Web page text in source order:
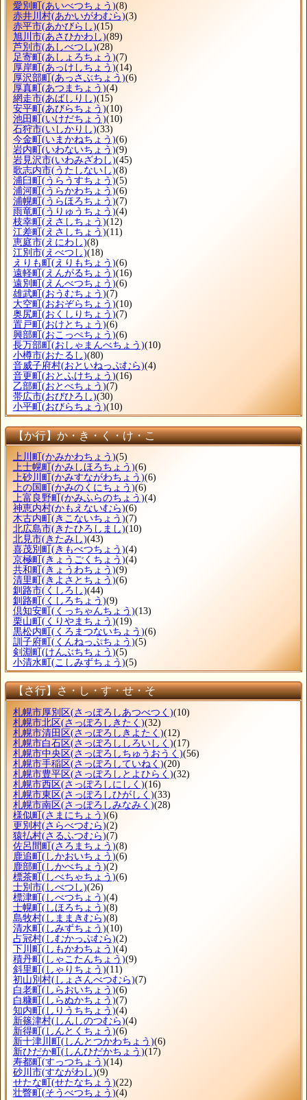
愛別町 (あいべつちょう)(8)
赤井川村(あかいがわむら)(3)
赤平市(あかびらし)(15)
旭川市(あさひかわし)(89)
芦別市(あしべつし)(28)
足寄町 (あしょろちょう)(7)
厚岸町 (あっけしちょう)(14)
厚沢部町 (あっさぶちょう)(6)
厚真町 (あつまちょう)(4)
網走市(あばしりし)(15)
安平町 (あびらちょう)(10)
池田町 (いけだちょう)(10)
石狩市(いしかりし)(33)
今金町 (いまかねちょう)(6)
岩内町 (いわないちょう)(9)
岩見沢市(いわみざわし)(45)
歌志内市(うたしないし)(8)
浦臼町 (うらうすちょう)(5)
浦河町 (うらかわちょう)(6)
浦幌町 (うらほろちょう)(7)
雨竜町 (うりゅうちょう)(4)
枝幸町 (えさしちょう)(12)
江差町 (えさしちょう)(11)
恵庭市(えにわし)(8)
江別市(えべつし)(18)
えりも町 (えりもちょう)(6)
遠軽町 (えんがるちょう)(16)
遠別町 (えんべつちょう)(6)
雄武町 (おうむちょう)(7)
大空町 (おおぞらちょう)(10)
奥尻町 (おくしりちょう)(7)
置戸町 (おけとちょう)(6)
興部町 (おこっぺちょう)(6)
長万部町 (おしゃまんべちょう)(10)
小樽市(おたるし)(80)
音威子府村(おといねっぷむら)(4)
音更町 (おとふけちょう)(16)
乙部町 (おとべちょう)(7)
帯広市(おびひろし)(30)
小平町 (おびらちょう)(10)
【か行】か・き・く・け・こ
上川町 (かみかわちょう)(5)
上士幌町 (かみしほろちょう)(6)
上砂川町 (かみすながわちょう)(6)
上の国町 (かみのくにちょう)(6)
上富良野町 (かみふらのちょう)(4)
神恵内村(かもえないむら)(6)
木古内町 (きこないちょう)(7)
北広島市(きたひろしまし)(10)
北見市(きたみし)(43)
喜茂別町 (きもべつちょう)(4)
京極町 (きょうごくちょう)(4)
共和町 (きょうわちょう)(9)
清里町 (きよさとちょう)(6)
釧路市(くしろし)(44)
釧路町 (くしろちょう)(9)
倶知安町 (くっちゃんちょう)(13)
栗山町 (くりやまちょう)(19)
黒松内町 (くろまつないちょう)(6)
訓子府町 (くんねっぷちょう)(5)
剣淵町 (けんぶちちょう)(5)
小清水町 (こしみずちょう)(5)
【さ行】さ・し・す・せ・そ
札幌市厚別区(さっぽろしあつべつく)(10)
札幌市北区(さっぽろしきたく)(32)
札幌市清田区(さっぽろしきよたく)(12)
札幌市白石区(さっぽろししろいしく)(17)
札幌市中央区(さっぽろしちゅうおうく)(56)
札幌市手稲区(さっぽろしていねく)(20)
札幌市豊平区(さっぽろしとよひらく)(32)
札幌市西区(さっぽろしにしく)(16)
札幌市東区(さっぽろしひがしく)(33)
札幌市南区(さっぽろしみなみく)(28)
様似町 (さまにちょう)(6)
更別村(さらべつむら)(2)
猿払村(さるふつむら)(7)
佐呂間町 (さろまちょう)(8)
鹿追町 (しかおいちょう)(6)
鹿部町 (しかべちょう)(2)
標茶町 (しべちゃちょう)(6)
士別市(しべつし)(26)
標津町 (しべつちょう)(4)
士幌町 (しほろちょう)(8)
島牧村(しままきむら)(8)
清水町 (しみずちょう)(10)
占冠村(しむかっぷむら)(2)
下川町 (しもかわちょう)(4)
積丹町 (しゃこたんちょう)(9)
斜里町 (しゃりちょう)(11)
初山別村(しょさんべつむら)(7)
白老町 (しらおいちょう)(6)
白糠町 (しらぬかちょう)(7)
知内町 (しりうちちょう)(4)
新篠津村(しんしのつむら)(4)
新得町 (しんとくちょう)(6)
新十津川町 (しんとつかわちょう)(6)
新ひだか町 (しんひだかちょう)(17)
寿都町 (すっつちょう)(14)
砂川市(すながわし)(9)
せたな町 (せたなちょう)(22)
壮瞥町 (そうべつちょう)(4)